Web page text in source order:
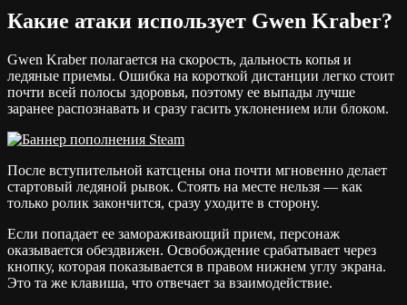
Какие атаки использует Gwen Kraber?
Gwen Kraber полагается на скорость, дальность копья и
ледяные приемы. Ошибка на короткой дистанции легко стоит
почти всей полосы здоровья, поэтому ее выпады лучше
заранее распознавать и сразу гасить уклонением или блоком.
После вступительной катсцены она почти мгновенно делает
стартовый ледяной рывок. Стоять на месте нельзя — как
только ролик закончится, сразу уходите в сторону.
Если попадает ее замораживающий прием, персонаж
оказывается обездвижен. Освобождение срабатывает через
кнопку, которая показывается в правом нижнем углу экрана.
Это та же клавиша, что отвечает за взаимодействие.